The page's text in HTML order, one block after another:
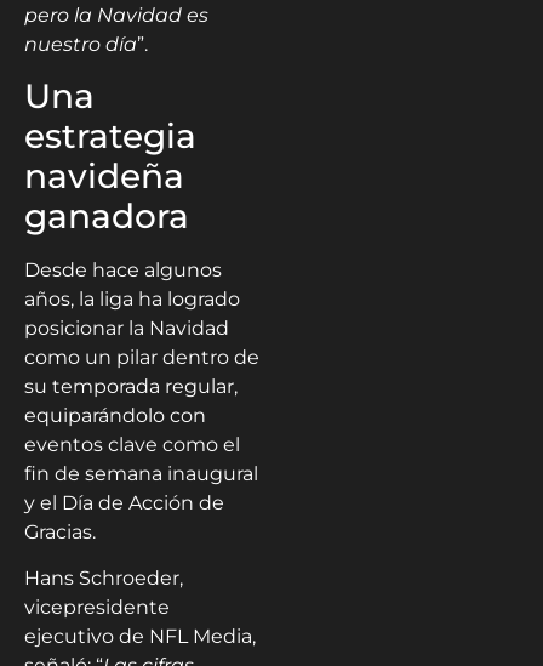
pero la Navidad es
nuestro día”.
Una
estrategia
navideña
ganadora
Desde hace algunos
años, la liga ha logrado
posicionar la Navidad
como un pilar dentro de
su temporada regular,
equiparándolo con
eventos clave como el
fin de semana inaugural
y el Día de Acción de
Gracias.
Hans Schroeder,
vicepresidente
ejecutivo de NFL Media,